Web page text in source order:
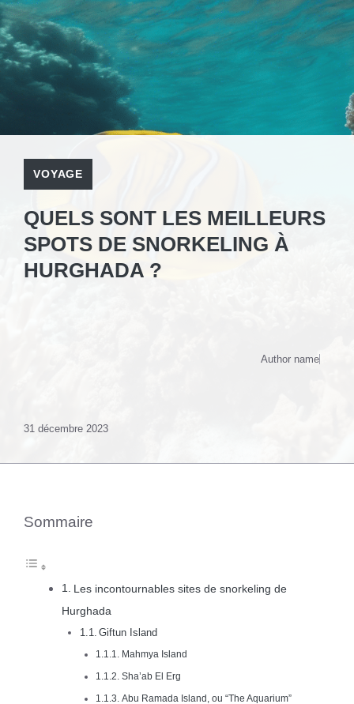
VOYAGE
QUELS SONT LES MEILLEURS
SPOTS DE SNORKELING À
HURGHADA ?
Author name
31 décembre 2023
Sommaire
Les incontournables sites de snorkeling de
Hurghada
Giftun Island
Mahmya Island
Sha’ab El Erg
Abu Ramada Island, ou “The Aquarium”